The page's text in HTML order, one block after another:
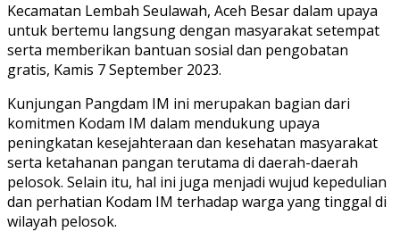
Kecamatan Lembah Seulawah, Aceh Besar dalam upaya
untuk bertemu langsung dengan masyarakat setempat
serta memberikan bantuan sosial dan pengobatan
gratis, Kamis 7 September 2023.
Kunjungan Pangdam IM ini merupakan bagian dari
komitmen Kodam IM dalam mendukung upaya
peningkatan kesejahteraan dan kesehatan masyarakat
serta ketahanan pangan terutama di daerah-daerah
pelosok. Selain itu, hal ini juga menjadi wujud kepedulian
dan perhatian Kodam IM terhadap warga yang tinggal di
wilayah pelosok.